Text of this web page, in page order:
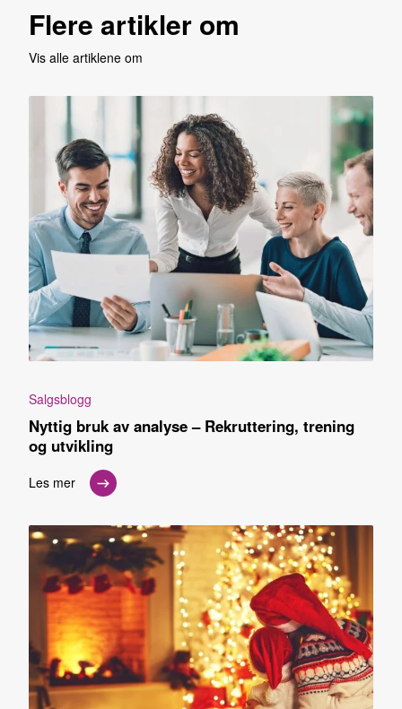
Flere artikler om
Vis alle artiklene om
Salgsblogg
Nyttig bruk av analyse – Rekruttering, trening
og utvikling
Les mer